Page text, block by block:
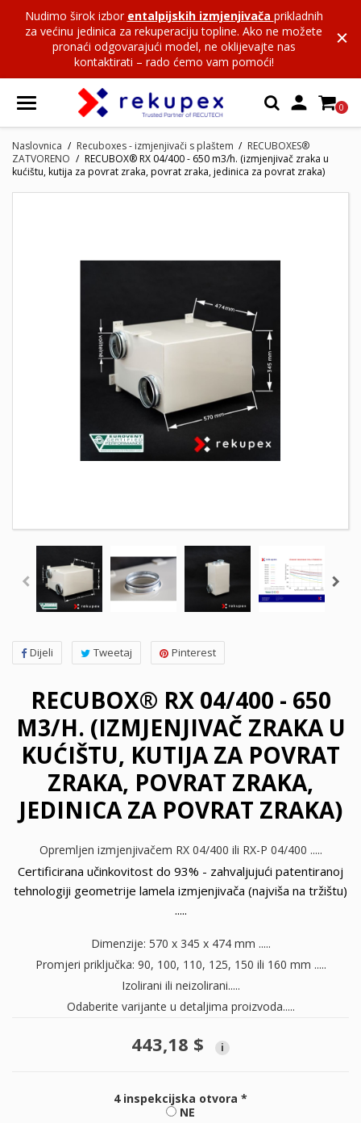
Nudimo širok izbor entalpijskih izmjenjivača prikladnih
za većinu jedinica za rekuperaciju topline. Ako ne možete
pronaći odgovarajući model, ne oklijevajte nas
kontaktirati – rado ćemo vam pomoći!
 0
Naslovnica Recuboxes - izmjenjivači s plaštem
RECUBOXES®
ZATVORENO
RECUBOX® RX 04/400 - 650 m3/h. (izmjenjivač zraka u
kućištu, kutija za povrat zraka, povrat zraka, jedinica za povrat zraka)
Dijeli Tweetaj Pinterest
RECUBOX® RX 04/400 - 650
M3/H. (IZMJENJIVAČ ZRAKA U
KUĆIŠTU, KUTIJA ZA POVRAT
ZRAKA, POVRAT ZRAKA,
JEDINICA ZA POVRAT ZRAKA)
Opremljen izmjenjivačem RX 04/400 ili RX-P 04/400 .....
Certificirana učinkovitost do 93% - zahvaljujući patentiranoj
tehnologiji geometrije lamela izmjenjivača (najviša na tržištu)
.....
Dimenzije: 570 x 345 x 474 mm .....
Promjeri priključka: 90, 100, 110, 125, 150 ili 160 mm .....
Izolirani ili neizolirani.....
Odaberite varijante u detaljima proizvoda.....
443,18 $ i
4 inspekcijska otvora *
NE